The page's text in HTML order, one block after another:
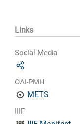
Links
Social Media
OAI-PMH
METS
IIIF